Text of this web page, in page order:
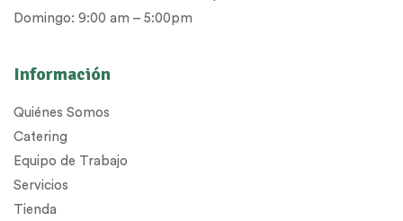
Información
Quiénes Somos
Catering
Equipo de Trabajo
Servicios
Tienda
Domingo: 9:00 am – 5:00pm